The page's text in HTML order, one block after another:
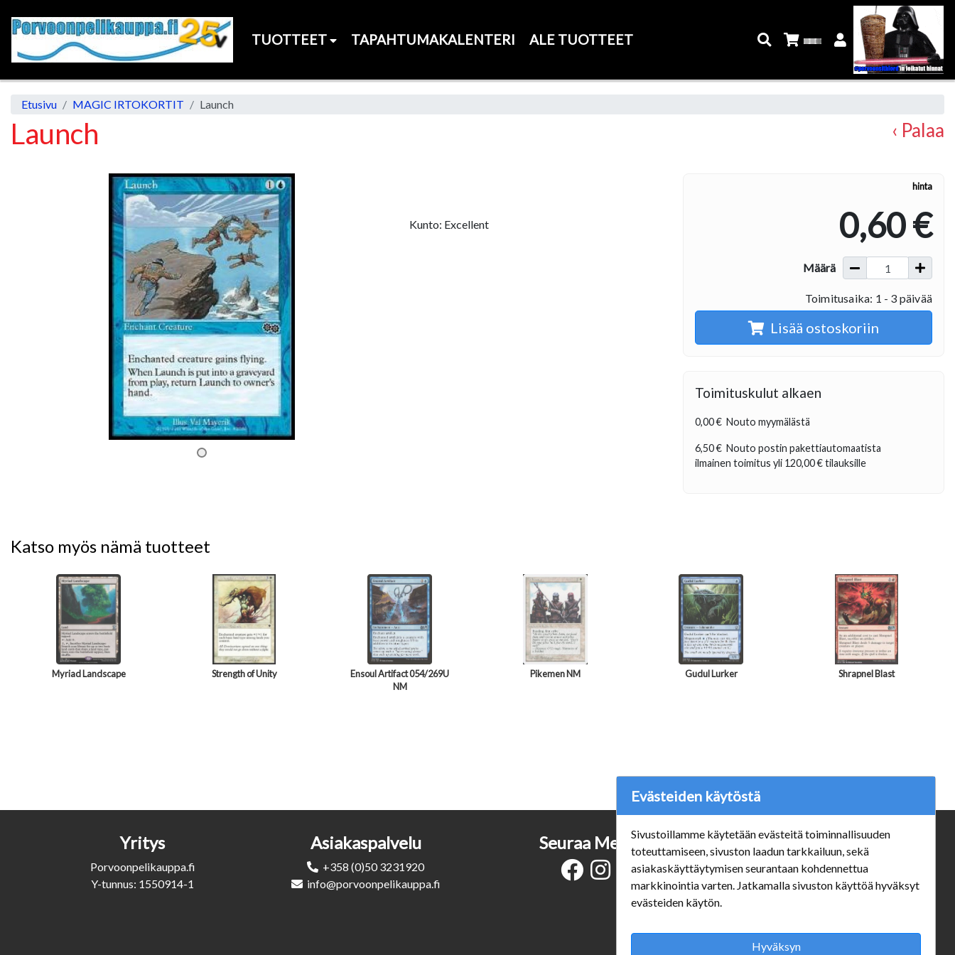
TUOTTEET TAPAHTUMAKALENTERI ALE TUOTTEET
Etusivu MAGIC IRTOKORTIT Launch
Launch ‹ Palaa
Kunto: Excellent
hinta
0,60 €
Määrä
Toimitusaika: 1 - 3 päivää
Lisää ostoskoriin
Toimituskulut alkaen
0,00 € Nouto myymälästä
6,50 € Nouto postin pakettiautomaatista
ilmainen toimitus yli 120,00 €tilauksille
Katso myös nämä tuotteet
Myriad Landscape Strength of Unity
Ensoul Artifact 054/269U
NM
Pikemen NM Gudul Lurker Shrapnel Blast
Yritys
Porvoonpelikauppa.fi
Y-tunnus: 1550914-1
Asiakaspalvelu
+358 (0)50 3231920
info@porvoonpelikauppa.fi
Verkkokauppa
#Yhteiskuntavastuu
#porvoonsithlord
Mannerheiminkatu 10 Aukioloajat:
Seuraa Meitä
Evästeiden käytöstä
Sivustoillamme käytetään evästeitä toiminnallisuuden
toteuttamiseen, sivuston laadun tarkkailuun, sekä
asiakaskäyttäytymisen seurantaan kohdennettua
markkinointia varten. Jatkamalla sivuston käyttöä hyväksyt
evästeiden käytön.
Hyväksyn